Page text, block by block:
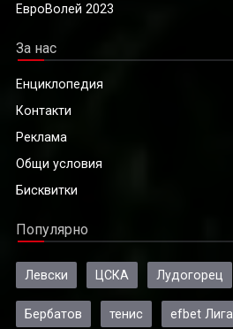
ЕвроВолей 2023
За нас
Енциклопедия
Контакти
Реклама
Общи условия
Бисквитки
Популярно
Левски ЦСКА Лудогорец
Бербатов тенис efbet Лига